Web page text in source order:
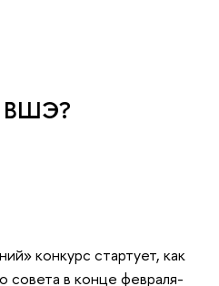
ВШЭ?
конкурс стартует, как
совета в конце февраля-